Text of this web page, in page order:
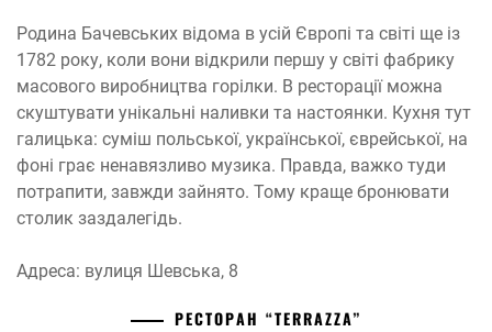
Родина Бачевських відома в усій Європі та світі ще із
1782 року, коли вони відкрили першу у світі фабрику
масового виробництва горілки. В ресторації можна
скуштувати унікальні наливки та настоянки. Кухня тут
галицька: суміш польської, української, єврейської, на
фоні грає ненавязливо музика. Правда, важко туди
потрапити, завжди зайнято. Тому краще бронювати
столик заздалегідь.
Адреса: вулиця Шевська, 8
РЕСТОРАН “TERRAZZA”